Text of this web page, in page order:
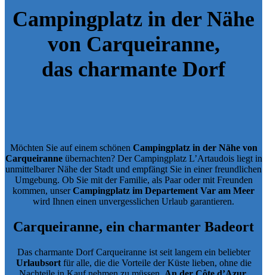
Campingplatz in der Nähe
von Carqueiranne,
das charmante Dorf
Möchten Sie auf einem schönen Campingplatz in der Nähe von
Carqueiranneübernachten? Der Campingplatz L’Artaudois liegt in
unmittelbarer Nähe der Stadt und empfängt Sie in einer freundlichen
Umgebung. Ob Sie mit der Familie, als Paar oder mit Freunden
kommen, unserCampingplatz im Departement Var am Meer
wird Ihnen einen unvergesslichen Urlaub garantieren.
Carqueiranne, ein charmanter Badeort
Das charmante Dorf Carqueiranne ist seit langem ein beliebter
Urlaubsortfür alle, die die Vorteile der Küste lieben, ohne die